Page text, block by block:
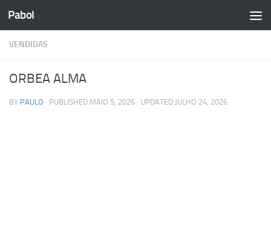
Skip to content
Pabol
VENDIDAS
ORBEA ALMA
BY PAULO · PUBLISHED MAIO 5, 2026 · UPDATED JULHO 24, 2026